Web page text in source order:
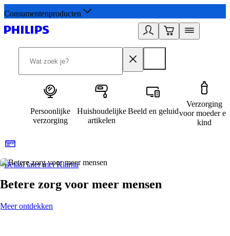
Consumentenproducten
Persoonlijke
verzorging
Huishoudelijke
artikelen
Beeld en geluid
Verzorging
voor moeder en
kind
Betaal later met Klarna
Betere zorg voor meer mensen
Meer ontdekken